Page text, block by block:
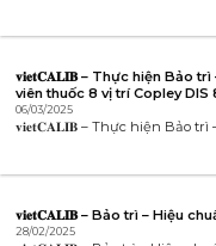
𝐯𝐢𝐞𝐭𝐂𝐀𝐋𝐈𝐁 – Thực hiện Bảo
viên thuốc 8 vị trí Copley DIS
06/03/2025
𝐯𝐢𝐞𝐭𝐂𝐀𝐋𝐈𝐁 – Thực hiện Bảo
𝐯𝐢𝐞𝐭𝐂𝐀𝐋𝐈𝐁 – Bảo trì – Hiệu
28/02/2025